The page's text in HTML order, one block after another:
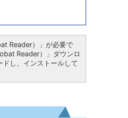
Reader）」が必要で
Reader）」ダウンロ
し、インストールして